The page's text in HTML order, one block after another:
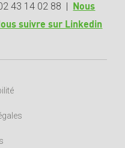
43 14 02 88 |
Nous
suivre sur Linkedin